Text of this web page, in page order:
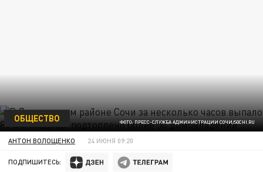
ФОТО: ПРЕСС-СЛУЖБА АДМИНИСТРАЦИИ СОЧИ/SOCHI.RU
ОБЩЕСТВО
АНТОН ВОЛОЩЕНКО 24 ИЮНЯ 09:20
ПОДПИШИТЕСЬ: